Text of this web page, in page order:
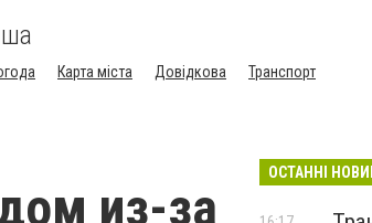
Карта міста Довідкова Транспорт
из-за
ОСТАННІ